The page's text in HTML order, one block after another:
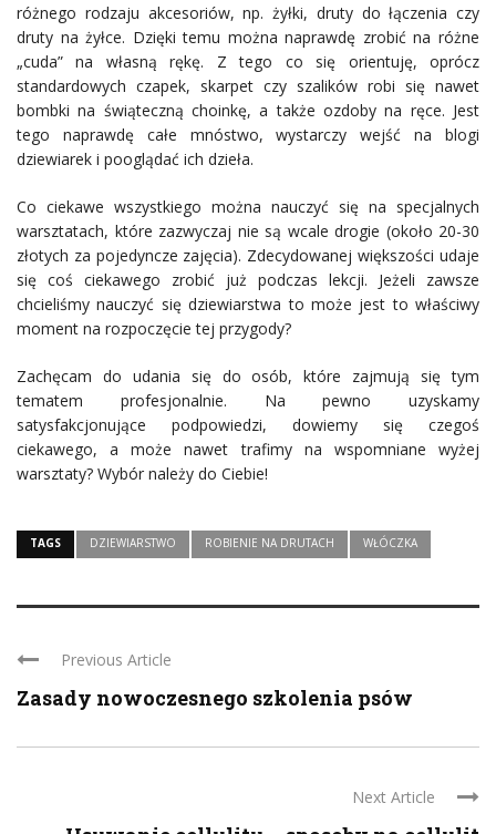
różnego rodzaju akcesoriów, np. żyłki, druty do łączenia czy
druty na żyłce. Dzięki temu można naprawdę zrobić na różne
„cuda” na własną rękę. Z tego co się orientuję, oprócz
standardowych czapek, skarpet czy szalików robi się nawet
bombki na świąteczną choinkę, a także ozdoby na ręce. Jest
tego naprawdę całe mnóstwo, wystarczy wejść na blogi
dziewiarek i pooglądać ich dzieła.
Co ciekawe wszystkiego można nauczyć się na specjalnych
warsztatach, które zazwyczaj nie są wcale drogie (około 20-30
złotych za pojedyncze zajęcia). Zdecydowanej większości udaje
się coś ciekawego zrobić już podczas lekcji. Jeżeli zawsze
chcieliśmy nauczyć się dziewiarstwa to może jest to właściwy
moment na rozpoczęcie tej przygody?
Zachęcam do udania się do osób, które zajmują się tym
tematem profesjonalnie. Na pewno uzyskamy
satysfakcjonujące podpowiedzi, dowiemy się czegoś
ciekawego, a może nawet trafimy na wspomniane wyżej
warsztaty? Wybór należy do Ciebie!
TAGS DZIEWIARSTWO ROBIENIE NA DRUTACH WŁÓCZKA
Previous Article
Zasady nowoczesnego szkolenia psów
Next Article